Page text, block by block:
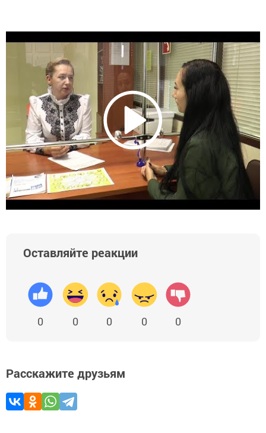
Оставляйте реакции
0 0 0 0 0
Расскажите друзьям